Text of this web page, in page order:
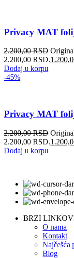
Privacy MAT
2.200,00RSD
2.200,00 RSD.
Dodaj u korpu
-45%
Privacy MAT
2.200,00RSD
2.200,00 RSD.
Dodaj u korpu
BRZI
O nama
Kontakt
Najčešća
Blog